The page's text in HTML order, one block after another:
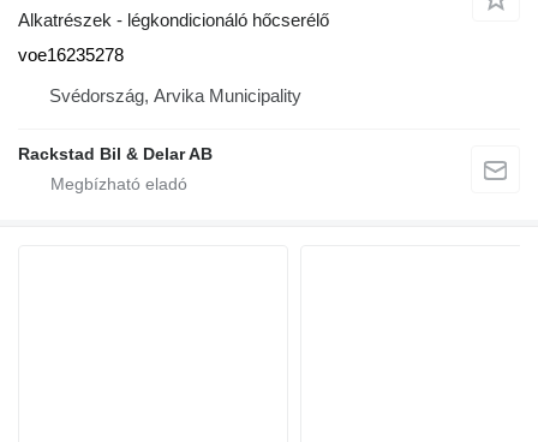
Alkatrészek - légkondicionáló hőcserélő
voe16235278
Svédország, Arvika Municipality
Rackstad Bil & Delar AB